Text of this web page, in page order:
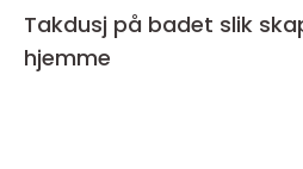
Takdusj på badet slik skaper du spafølelse
hjemme